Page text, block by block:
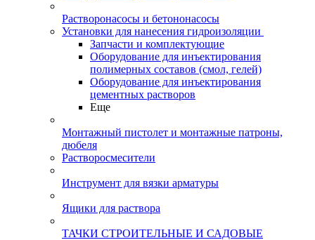
Растворонасосы и бетононасосы
Установки для нанесения гидроизоляции
Запчасти и комплектующие
Оборудование для инъектирования
полимерных составов (смол, гелей)
Оборудование для инъектирования
цементных растворов
Еще
Монтажный пистолет и монтажные патроны,
дюбеля
Растворосмесители
Инструмент для вязки арматуры
Ящики для раствора
ТАЧКИ СТРОИТЕЛЬНЫЕ И САДОВЫЕ